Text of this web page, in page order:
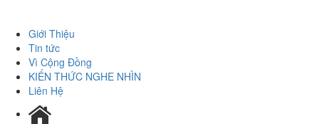
Giới Thiệu
Tin tức
Vì Cộng Đồng
KIẾN THỨC NGHE NHÌN
Liên Hệ